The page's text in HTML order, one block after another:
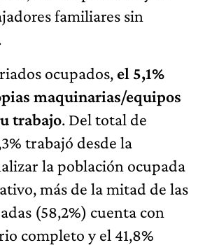
familiares sin
ocupados, el 5,1%
maquinarias/equipos
trabajo. Del total de
trabajó desde la
la población ocupada
más de la mitad de las
(58,2%) cuenta con
completo y el 41,8%